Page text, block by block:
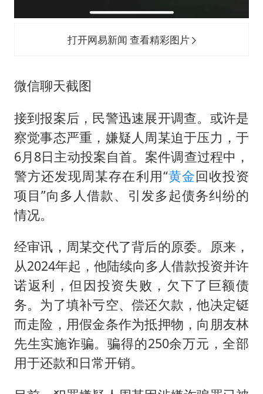
打开网易新闻 查看精彩图片
微信聊天截图
接到报案后，民警迅速展开调查。或许是
察觉事态严重，嫌疑人周某迫于压力，于
6月8日主动投案自首。案件调查过程中，
警方还发现周某存在利用“黄金回收投资
项目”向多人借款、引发多起债务纠纷的
情况。
经审讯，周某交代了背后的原委。原来，
从2024年起，他陆续向多人借款投资并许
诺返利，但因投资失败，欠下了巨额债
务。为了填补亏空、偿还欠款，他决定铤
而走险，用假金条作为抵押物，向朋友林
先生实施诈骗。骗得的250余万元，全部
用于还款和日常开销。